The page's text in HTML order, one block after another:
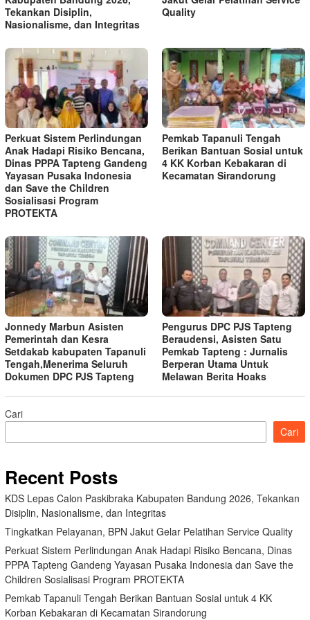
Tekankan Disiplin,
Nasionalisme, dan Integritas
Quality
Perkuat Sistem Perlindungan
Anak Hadapi Risiko Bencana,
Dinas PPPA Tapteng Gandeng
Yayasan Pusaka Indonesia
dan Save the Children
Sosialisasi Program
PROTEKTA
Pemkab Tapanuli Tengah
Berikan Bantuan Sosial untuk
4 KK Korban Kebakaran di
Kecamatan Sirandorung
Jonnedy Marbun Asisten
Pemerintah dan Kesra
Setdakab kabupaten Tapanuli
Tengah,Menerima Seluruh
Dokumen DPC PJS Tapteng
Pengurus DPC PJS Tapteng
Beraudensi, Asisten Satu
Pemkab Tapteng : Jurnalis
Berperan Utama Untuk
Melawan Berita Hoaks
Cari
Cari
Recent Posts
KDS Lepas Calon Paskibraka Kabupaten Bandung 2026, Tekankan
Disiplin, Nasionalisme, dan Integritas
Tingkatkan Pelayanan, BPN Jakut Gelar Pelatihan Service Quality
Perkuat Sistem Perlindungan Anak Hadapi Risiko Bencana, Dinas
PPPA Tapteng Gandeng Yayasan Pusaka Indonesia dan Save the
Children Sosialisasi Program PROTEKTA
Pemkab Tapanuli Tengah Berikan Bantuan Sosial untuk 4 KK
Korban Kebakaran di Kecamatan Sirandorung